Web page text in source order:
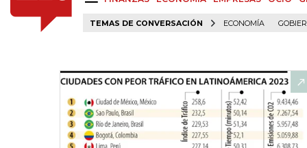
TEMAS DE CONVERSACIÓN ECONOMÍA